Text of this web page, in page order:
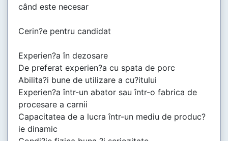
când este necesar
Cerin?e pentru candidat
Experien?a în dezosare
De preferat experien?a cu spata de porc
Abilita?i bune de utilizare a cu?itului
Experien?a într-un abator sau într-o fabrica de
procesare a carnii
Capacitatea de a lucra într-un mediu de produc?
ie dinamic